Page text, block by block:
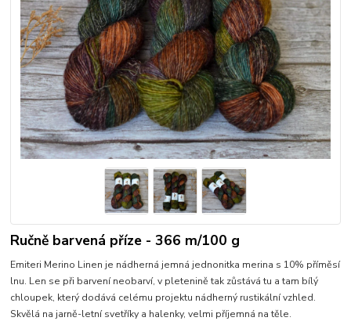
Ručně barvená příze - 366 m/100 g
Emiteri Merino Linen je nádherná jemná jednonitka merina s 10% příměsí
lnu. Len se při barvení neobarví, v pletenině tak zůstává tu a tam bílý
chloupek, který dodává celému projektu nádherný rustikální vzhled.
Skvělá na jarně-letní svetříky a halenky, velmi příjemná na těle.